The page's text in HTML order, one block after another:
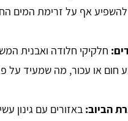
אף על זרימת המים
חלקיקי חלודה ואבנית
או עכור, מה שמעיד על
הביוב: באזורים עם גינון